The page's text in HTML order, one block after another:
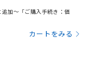
加～「ご購入手続き：価
カートをみる